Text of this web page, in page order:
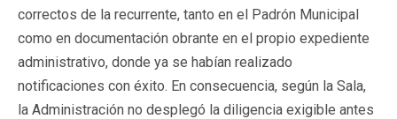
correctos de la recurrente, tanto en el Padrón Municipal
como en documentación obrante en el propio expediente
administrativo, donde ya se habían realizado
notificaciones con éxito. En consecuencia, según la Sala,
la Administración no desplegó la diligencia exigible antes